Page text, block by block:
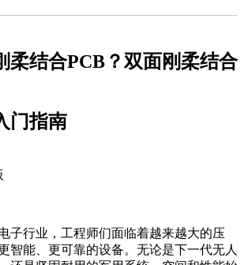
柔结合PCB？双面刚柔结合
门指南
子行业，工程师们面临着越来越大的压
智能、更可靠的设备。无论是下一代无人